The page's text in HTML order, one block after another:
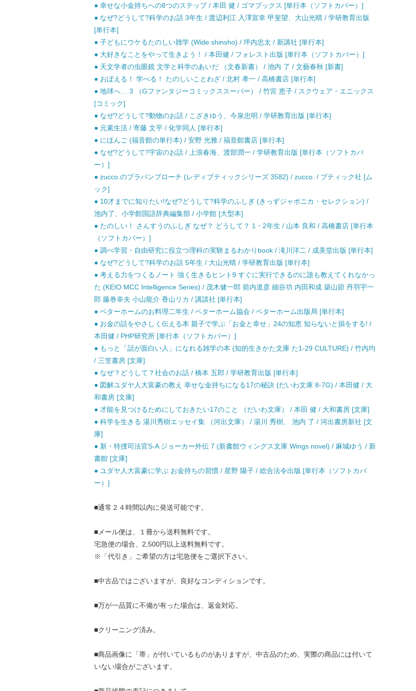
● 幸せな小金持ちへの8つのステップ / 本田 健 / ゴマブックス [単行本（ソフトカバー）]
● なぜ?どうして?科学のお話 3年生 / 渡辺利江 入澤宣幸 甲斐望、大山光晴 / 学研教育出版
[単行本]
● 子どもにウケるたのしい雑学 (Wide shinsho) / 坪内忠太 / 新講社 [単行本]
● 大好きなことをやって生きよう！ / 本田健 / フォレスト出版 [単行本（ソフトカバー）]
● 天文学者の虫眼鏡 文学と科学のあいだ （文春新書） / 池内 了 / 文藝春秋 [新書]
● おぼえる！ 学べる！ たのしいことわざ / 北村 孝一 / 高橋書店 [単行本]
● 地球へ… 3 （Gファンタジーコミックススーパー） / 竹宮 恵子 / スクウェア・エニックス
[コミック]
● なぜ?どうして?動物のお話 / こざきゆう、今泉忠明 / 学研教育出版 [単行本]
● 元素生活 / 寄藤 文平 / 化学同人 [単行本]
● にほんご (福音館の単行本) / 安野 光雅 / 福音館書店 [単行本]
● なぜ?どうして?宇宙のお話 / 上浪春海、渡部潤一 / 学研教育出版 [単行本（ソフトカバ
ー）]
● zucco.のプラバンブローチ (レディブティックシリーズ 3582) / zucco. / ブティック社 [ム
ック]
● 10才までに知りたい!なぜ?どうして?科学のふしぎ (きっずジャポニカ・セレクション) /
池内了、小学館国語辞典編集部 / 小学館 [大型本]
● たのしい！ さんすうのふしぎ なぜ？ どうして？ 1・2年生 / 山本 良和 / 高橋書店 [単行本
（ソフトカバー）]
● 調べ学習・自由研究に役立つ理科の実験まるわかりbook / 滝川洋二 / 成美堂出版 [単行本]
● なぜ?どうして?科学のお話 5年生 / 大山光晴 / 学研教育出版 [単行本]
● 考える力をつくるノート 強く生きるヒント9 すぐに実行できるのに誰も教えてくれなかっ
た (KEIO MCC Intelligence Series) / 茂木健一郎 箭内道彦 細谷功 内田和成 築山節 丹羽宇一
郎 藤巻幸夫 小山龍介 香山リカ / 講談社 [単行本]
● ベターホームのお料理二年生 / ベターホーム協会 / ベターホーム出版局 [単行本]
● お金の話をやさしく伝える本 親子で学ぶ「お金と幸せ」24の知恵 知らないと損をする! /
本田健 / PHP研究所 [単行本（ソフトカバー）]
● もっと「話が面白い人」になれる雑学の本 (知的生きかた文庫 た1-29 CULTURE) / 竹内均
/ 三笠書房 [文庫]
● なぜ？どうして？社会のお話 / 橋本 五郎 / 学研教育出版 [単行本]
● 図解ユダヤ人大富豪の教え 幸せな金持ちになる17の秘訣 (だいわ文庫 8-7G) / 本田健 / 大
和書房 [文庫]
● 才能を見つけるためにしておきたい17のこと （だいわ文庫） / 本田 健 / 大和書房 [文庫]
● 科学を生きる 湯川秀樹エッセイ集 （河出文庫） / 湯川 秀樹、 池内 了 / 河出書房新社 [文
庫]
● 新・特捜司法官S-A ジョーカー外伝 7 (新書館ウィングス文庫 Wings novel) / 麻城ゆう / 新
書館 [文庫]
● ユダヤ人大富豪に学ぶ お金持ちの習慣 / 星野 陽子 / 総合法令出版 [単行本（ソフトカバ
ー）]
■通常２４時間以内に発送可能です。
■メール便は、１冊から送料無料です。
宅急便の場合、2,500円以上送料無料です。
※「代引き」ご希望の方は宅急便をご選択下さい。
■中古品ではございますが、良好なコンディションです。
■万が一品質に不備が有った場合は、返金対応。
■クリーニング済み。
■商品画像に「帯」が付いているものがありますが、中古品のため、実際の商品には付いて
いない場合がございます。